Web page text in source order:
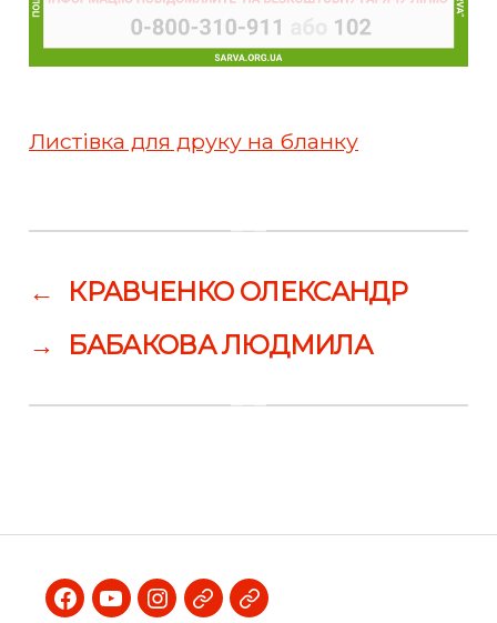
Листівка для друку на бланку
←
КРАВЧЕНКО ОЛЕКСАНДР
→
БАБАКОВА ЛЮДМИЛА
Facebook
YoutubeInstagram
Telegram
Viber